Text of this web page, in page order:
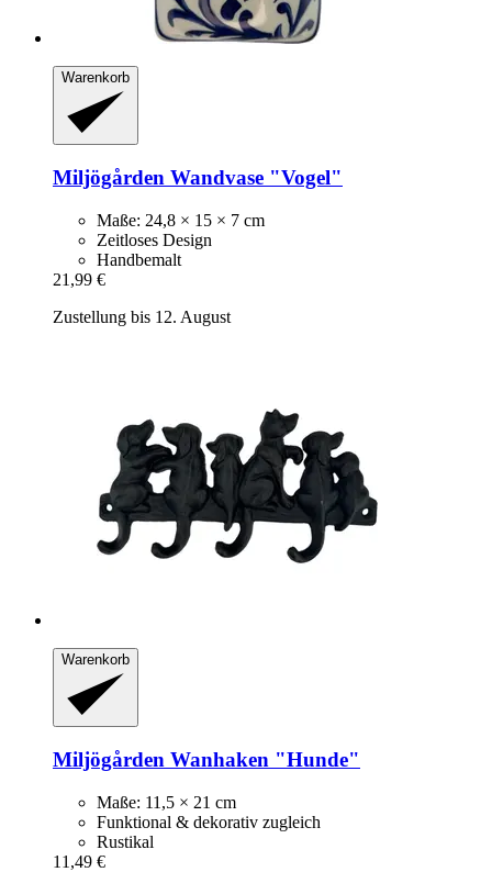
Warenkorb
Miljögården Wandvase "Vogel"
Maße: 24,8 × 15 × 7 cm
Zeitloses Design
Handbemalt
21,99 €
Zustellung bis 12. August
Warenkorb
Miljögården Wanhaken "Hunde"
Maße: 11,5 × 21 cm
Funktional & dekorativ zugleich
Rustikal
11,49 €